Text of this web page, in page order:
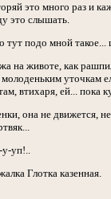
это много раз и
это слышать.
тут подо мной такое...
на животе, как
уточкам
втихаря, ей... пока
она не движется,
у-уп!..
Глотка казенная.